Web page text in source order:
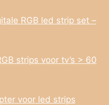
RGB led strip set –
strips voor tv’s > 60
voor led strips